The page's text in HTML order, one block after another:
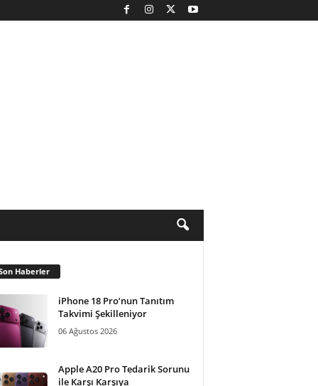
Haberler
iPhone 18 Pro’nun Tanıtım
Takvimi Şekilleniyor
06 Ağustos 2026
Apple A20 Pro Tedarik Sorunu
ile Karşı Karşıya